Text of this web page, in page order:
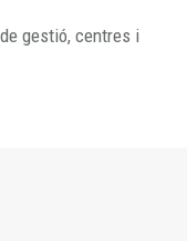
gestió, centres i